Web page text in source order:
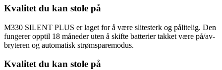
Kvalitet du kan stole på
M330 SILENT PLUS er laget for å være slitesterk og pålitelig. Den
fungerer opptil 18 måneder uten å skifte batterier takket være på/av-
bryteren og automatisk strømsparemodus.
Kvalitet du kan stole på